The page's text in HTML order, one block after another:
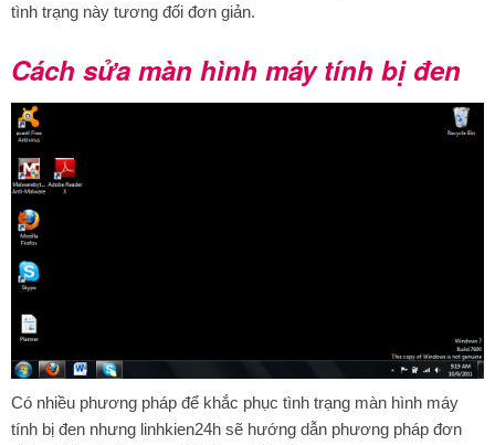
tình trạng này tương đối đơn giản.
Cách sửa màn hình máy tính bị đen
Có nhiều phương pháp để khắc phục tình trạng màn hình máy
tính bị đen nhưng linhkien24h sẽ hướng dẫn phương pháp đơn